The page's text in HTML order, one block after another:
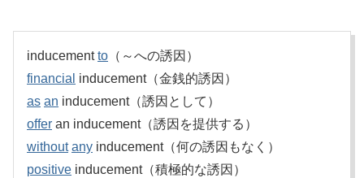
inducementto （～への誘因）
financial inducement（金銭的誘因）
as an inducement（誘因として）
offer an inducement（誘因を提供する）
without any inducement（何の誘因もなく）
positive inducement（積極的な誘因）